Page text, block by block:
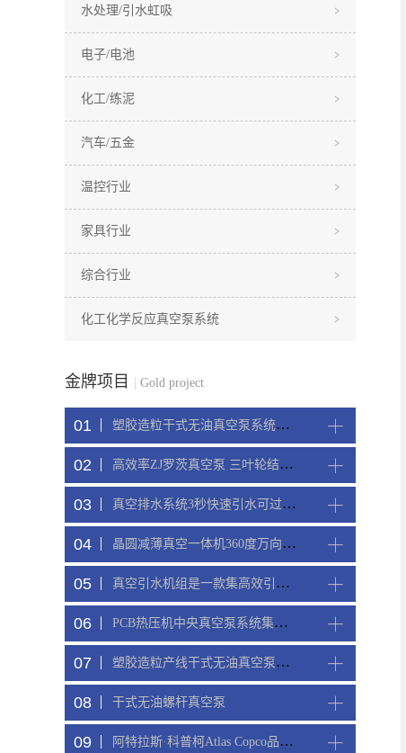
水处理/引水虹吸
电子/电池
化工/练泥
汽车/五金
温控行业
家具行业
综合行业
化工化学反应真空泵系统
金牌项目 | Gold project
塑胶造粒干式无油真空泵系统带动多条产线集中抽真空环保节能
01
高效率ZJ罗茨真空泵 三叶轮结构 抽速快 真空度高
02
真空排水系统3秒快速引水可过滤沙石
03
晶圆减薄真空一体机360度万向轮，可以集中过滤粉尘
04
真空引水机组是一款集高效引水装置可过滤泥水沙石
05
PCB热压机中央真空泵系统集中抽真空
06
塑胶造粒产线干式无油真空泵系统集中抽真空
07
干式无油螺杆真空泵
08
阿特拉斯·科普柯Atlas Copco品牌CNC精雕机配套螺杆真空机组
09